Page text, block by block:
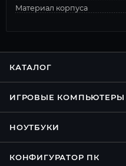
Материал корпуса
КАТАЛОГ
ИГРОВЫЕ КОМПЬЮТЕРЫ
НОУТБУКИ
КОНФИГУРАТОР ПК